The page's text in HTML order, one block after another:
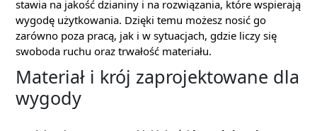
stawia na jakość dzianiny i na rozwiązania, które wspierają
wygodę użytkowania. Dzięki temu możesz nosić go
zarówno poza pracą, jak i w sytuacjach, gdzie liczy się
swoboda ruchu oraz trwałość materiału.
Materiał i krój zaprojektowane dla
wygody